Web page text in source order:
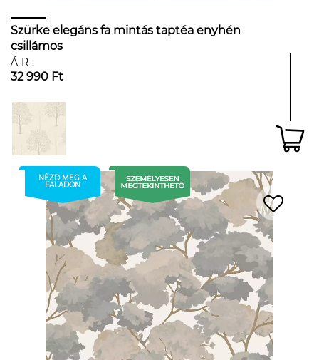
Szürke elegáns fa mintás taptéa enyhén
csillámos
ÁR:
32 990 Ft
NÉZD MEG A
FALADON